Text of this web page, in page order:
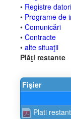
• Registre
• Programe de
• Comunicări
• Contracte
• alte situaţii
Plăţi restante
Fişier
Plati